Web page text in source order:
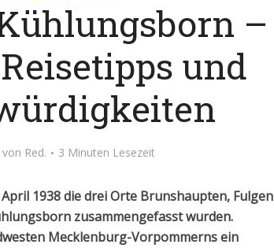
–
und
von Red. 3 Minuten Lesezeit
1938 die drei Orte Brunshaupten, Fulgen
zusammengefasst wurden.
Mecklenburg-Vorpommerns ein